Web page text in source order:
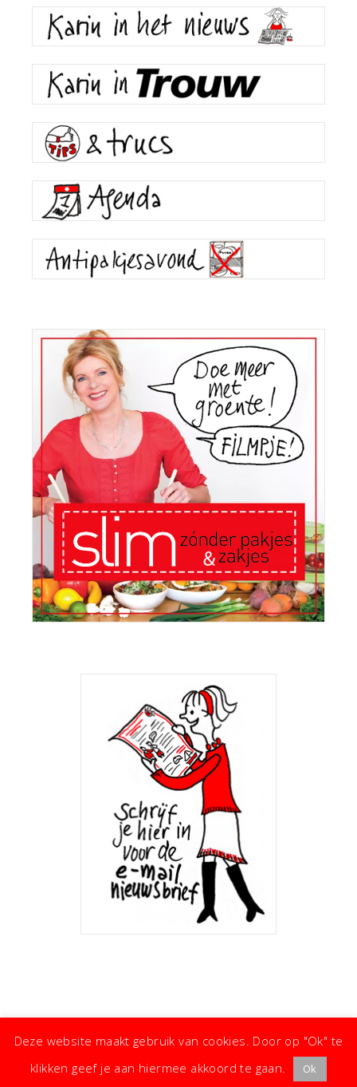
Deze website maakt gebruik van cookies. Door op "Ok" te
klikken geef je aan hiermee akkoord te gaan.
Ok